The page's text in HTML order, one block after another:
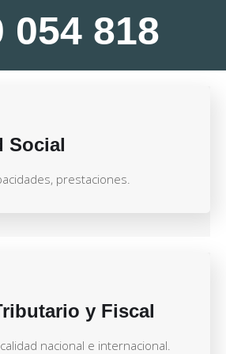
054 818
Social
prestaciones.
y Fiscal
nacional e internacional.